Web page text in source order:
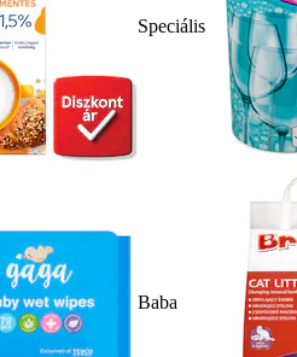
Speciális
Baba